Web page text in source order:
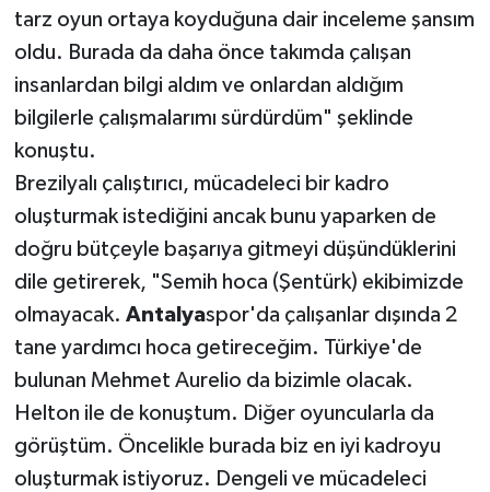
tarz oyun ortaya koyduğuna dair inceleme şansım
oldu. Burada da daha önce takımda çalışan
insanlardan bilgi aldım ve onlardan aldığım
bilgilerle çalışmalarımı sürdürdüm" şeklinde
konuştu.
Brezilyalı çalıştırıcı, mücadeleci bir kadro
oluşturmak istediğini ancak bunu yaparken de
doğru bütçeyle başarıya gitmeyi düşündüklerini
dile getirerek, "Semih hoca (Şentürk) ekibimizde
olmayacak. Antalyaspor'da çalışanlar dışında 2
tane yardımcı hoca getireceğim. Türkiye'de
bulunan Mehmet Aurelio da bizimle olacak.
Helton ile de konuştum. Diğer oyuncularla da
görüştüm. Öncelikle burada biz en iyi kadroyu
oluşturmak istiyoruz. Dengeli ve mücadeleci